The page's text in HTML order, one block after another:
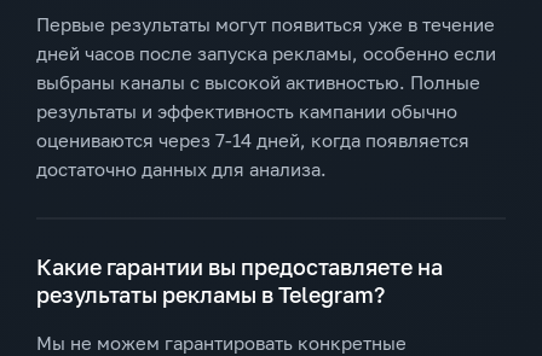
Первые результаты могут появиться уже в течение
дней часов после запуска рекламы, особенно если
выбраны каналы с высокой активностью. Полные
результаты и эффективность кампании обычно
оцениваются через 7-14 дней, когда появляется
достаточно данных для анализа.
Какие гарантии вы предоставляете на
результаты рекламы в Telegram?
Мы не можем гарантировать конкретные